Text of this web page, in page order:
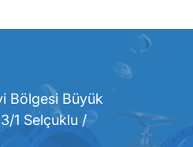
Bölgesi Büyük
1 Selçuklu /